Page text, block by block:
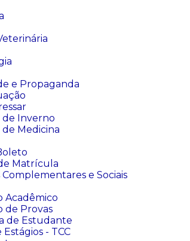
e Propaganda
de Inverno
Medicina
Matrícula
e Sociais
Acadêmico
de Provas
de Estudante
- TCC